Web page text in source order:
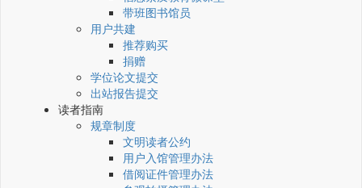
带班图书馆员
用户共建
推荐购买
捐赠
学位论文提交
出站报告提交
读者指南
规章制度
文明读者公约
用户入馆管理办法
借阅证件管理办法